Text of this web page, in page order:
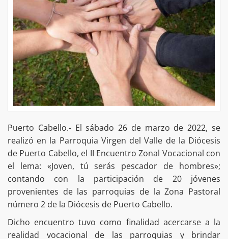
Puerto Cabello.- El sábado 26 de marzo de 2022, se
realizó en la Parroquia Virgen del Valle de la Diócesis
de Puerto Cabello, el II Encuentro Zonal Vocacional con
el lema: «Joven, tú serás pescador de hombres»;
contando con la participación de 20 jóvenes
provenientes de las parroquias de la Zona Pastoral
número 2 de la Diócesis de Puerto Cabello.
Dicho encuentro tuvo como finalidad acercarse a la
realidad vocacional de las parroquias y brindar